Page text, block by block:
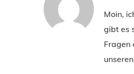
Moin,
gibt es
Fragen